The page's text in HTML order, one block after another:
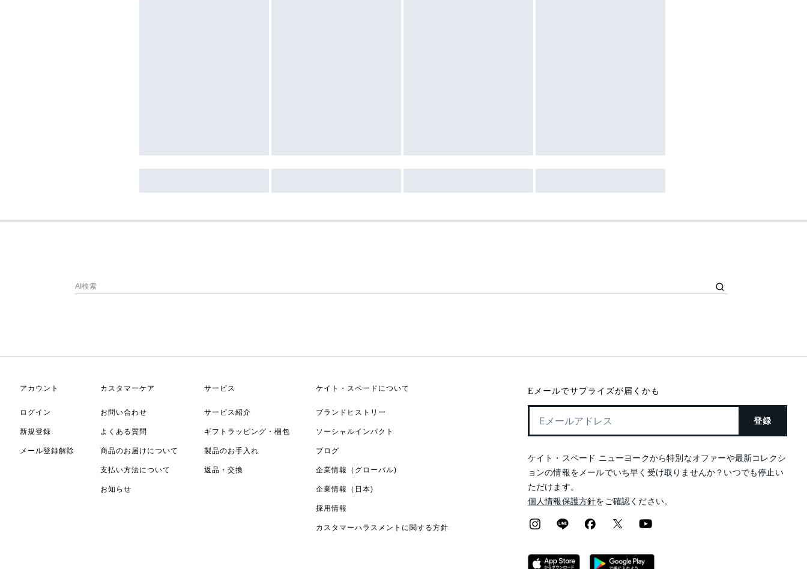
アカウント
ログイン
新規登録
メール登録解除
カスタマーケア
お問い合わせ
よくある質問
商品のお届けについて
支払い方法について
お知らせ
サービス
サービス紹介
ギフトラッピング・梱包
製品のお手入れ
返品・交換
ケイト・スペードについて
ブランドヒストリー
ソーシャルインパクト
ブログ
企業情報（グローバル)
企業情報（日本)
採用情報
カスタマーハラスメントに関する方針
Eメールでサプライズが届くかも
登録
ケイト・スペード ニューヨークから特別なオファーや最新コレクシ
ョンの情報をメールでいち早く受け取りませんか？いつでも停止い
ただけます。
個人情報保護方針をご確認ください。